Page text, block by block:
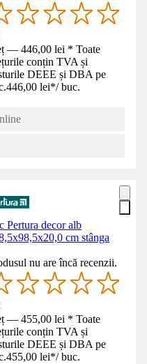
— 446,00 lei * Toate
conțin TVA și
DEEE și DBA pe
446,00 lei*/ buc.
Pertura decor alb
cm stânga
nu are încă recenzii.
— 455,00 lei * Toate
conțin TVA și
DEEE și DBA pe
455,00 lei*/ buc.